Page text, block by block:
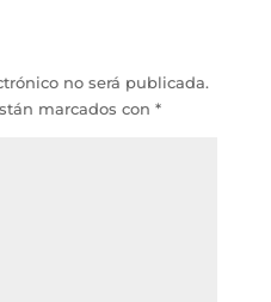
no será publicada.
marcados con *